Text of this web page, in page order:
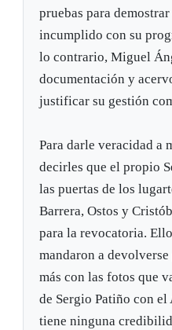
pruebas para
incumplido con su
lo contrario, Miguel
documentación y
justificar su gestión
Para darle veracidad a
decirles que el propio
las puertas de los
Barrera, Ostos y
para la revocatoria.
mandaron a
más con las fotos que
de Sergio Patiño con
tiene ninguna